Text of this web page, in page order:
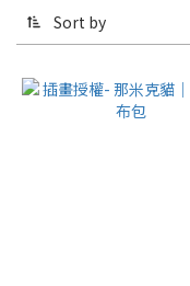
Sort by